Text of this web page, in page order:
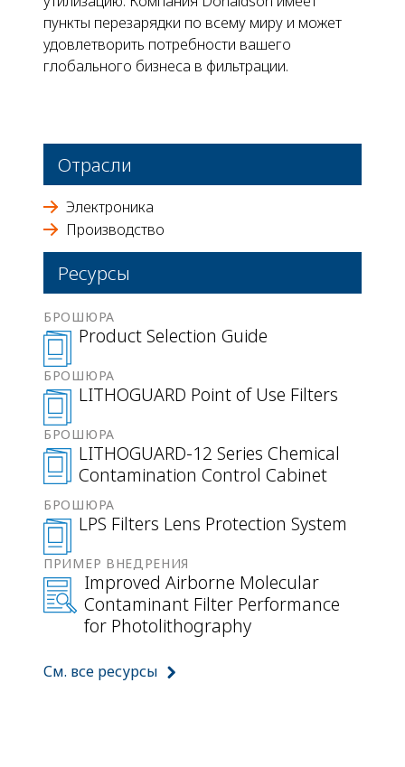
пункты перезарядки по всему миру и может
удовлетворить потребности вашего
глобального бизнеса в фильтрации.
Отрасли
Электроника
Производство
Ресурсы
БРОШЮРА
Product Selection Guide
БРОШЮРА
LITHOGUARD Point of Use Filters
БРОШЮРА
LITHOGUARD-12 Series Chemical
Contamination Control Cabinet
БРОШЮРА
LPS Filters Lens Protection System
ПРИМЕР ВНЕДРЕНИЯ
Improved Airborne Molecular
Contaminant Filter Performance
for Photolithography
См. все ресурсы